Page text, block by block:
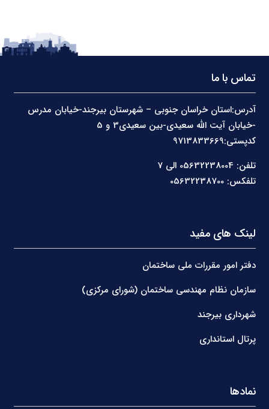
تماس با ما
آدرس:استان خراسان جنوبی – شهرستان بیرجند-خیابان مدرس
کدپستی:9713833669
تلفن: 05632238004 الی 7
تلفکس: 05632238700
لینک های مفید
دفتر امور مقررات ملی ساختمان
سازمان نظام مهندسی ساختمان (شورای مرکزی)
شهرداری بیرجند
پرتال استانداری
نمادها